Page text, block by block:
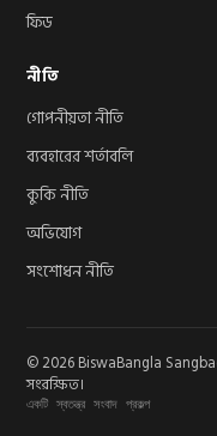
ফিড
নীতি
গোপনীয়তা নীতি
ব্যবহারের শর্তাবলি
কুকি নীতি
অভিযোগ
সংশোধন নীতি
© 2026 BiswaBangla
সংরক্ষিত।
একটি স্বতন্ত্র সংবাদ প্রকল্প